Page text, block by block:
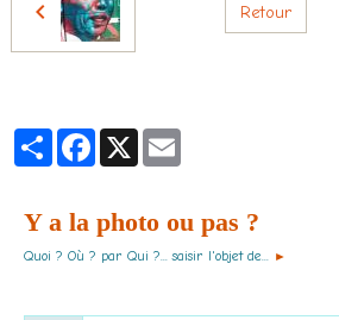
Retour
PartagerFacebook
X
Y a la photo ou pas ?
Quoi ? Où ? par Qui ?... saisir l'objet de... ►